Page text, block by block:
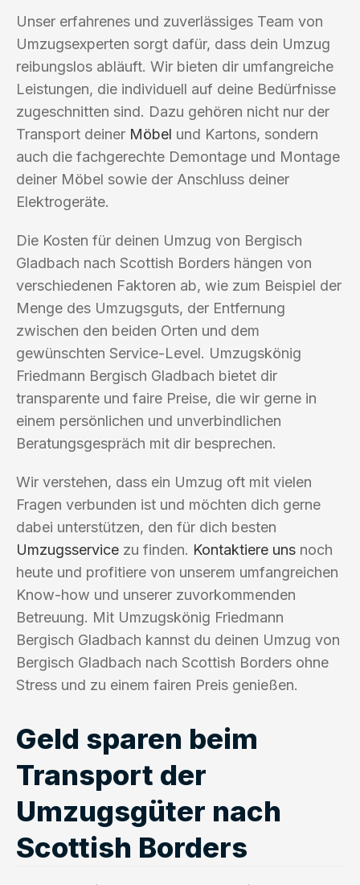
Unser erfahrenes und zuverlässiges Team von
Umzugsexperten sorgt dafür, dass dein Umzug
reibungslos abläuft. Wir bieten dir umfangreiche
Leistungen, die individuell auf deine Bedürfnisse
zugeschnitten sind. Dazu gehören nicht nur der
Transport deiner Möbel und Kartons, sondern
auch die fachgerechte Demontage und Montage
deiner Möbel sowie der Anschluss deiner
Elektrogeräte.
Die Kosten für deinen Umzug von Bergisch
Gladbach nach Scottish Borders hängen von
verschiedenen Faktoren ab, wie zum Beispiel der
Menge des Umzugsguts, der Entfernung
zwischen den beiden Orten und dem
gewünschten Service-Level. Umzugskönig
Friedmann Bergisch Gladbach bietet dir
transparente und faire Preise, die wir gerne in
einem persönlichen und unverbindlichen
Beratungsgespräch mit dir besprechen.
Wir verstehen, dass ein Umzug oft mit vielen
Fragen verbunden ist und möchten dich gerne
dabei unterstützen, den für dich besten
Umzugsservice zu finden. Kontaktiere uns noch
heute und profitiere von unserem umfangreichen
Know-how und unserer zuvorkommenden
Betreuung. Mit Umzugskönig Friedmann
Bergisch Gladbach kannst du deinen Umzug von
Bergisch Gladbach nach Scottish Borders ohne
Stress und zu einem fairen Preis genießen.
Geld sparen beim
Transport der
Umzugsgüter nach
Scottish Borders